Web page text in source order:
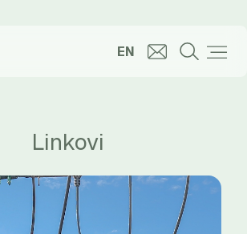
EN
Linkovi